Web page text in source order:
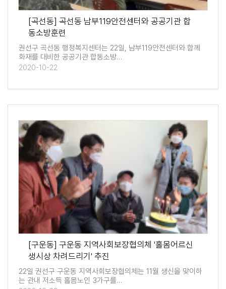
[곡선동] 곡선동 남부119안전센터와 공공기관 합
동소방훈련
권선구 곡선동 행정복지센터는 22일, 남부119안전센터와 함께
화재를 대비한 공공기관 합동소방…
2020-10-22
[구운동] 구운동 지역사회보장협의체 '홀몸어르신
생시상 차려드리기' 추진
22일 권선구 구운동 지역사회보장협의체는 11월 생신을 맞이하
는 관내 저소득 홀몸노인 3가구를…